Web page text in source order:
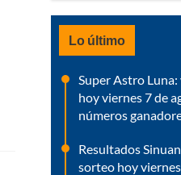
Lo último
Super Astro
hoy viernes 7 de
números
Resultados
sorteo hoy